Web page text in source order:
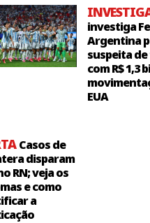
investiga
Argentina
suspeita
com R$ 1,3
EUA
Casos de
disparam
RN; veja os
e como
a